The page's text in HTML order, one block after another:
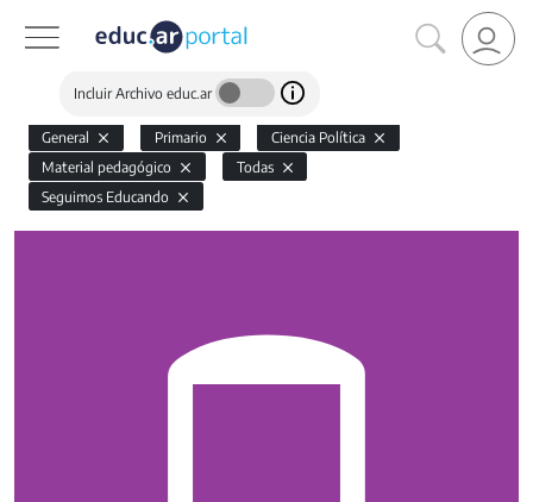
Incluir Archivo educ.ar
General Primario
Ciencia Política
Material pedagógico
Todas
Seguimos Educando